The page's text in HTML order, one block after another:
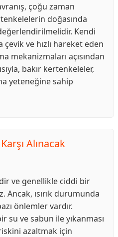
çoğu zaman
doğasında
Kendi
ve hızlı hareket eden
mekanizmaları açısından
bakır kertenkeleler,
yeteneğine sahip
Alınacak
ve genellikle ciddi bir
Ancak, ısırık durumunda
önlemler vardır.
su ve sabun ile yıkanması
azaltmak için